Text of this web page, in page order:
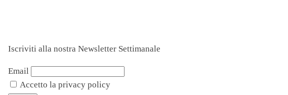
Iscriviti alla nostra Newsletter Settimanale
Email
Accetto la privacy policy